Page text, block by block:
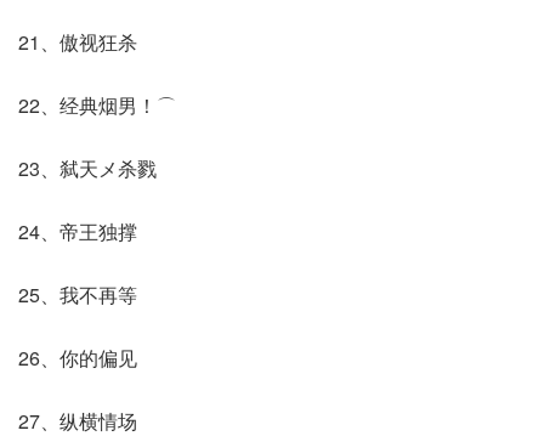
21、傲视狂杀
22、经典烟男！⌒
23、弑天メ杀戮
24、帝王独撑
25、我不再等
26、你的偏见
27、纵横情场